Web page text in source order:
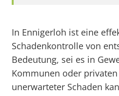
In Ennigerloh ist eine
Schadenkontrolle von
Bedeutung, sei es in
Kommunen oder
unerwarteter Schaden